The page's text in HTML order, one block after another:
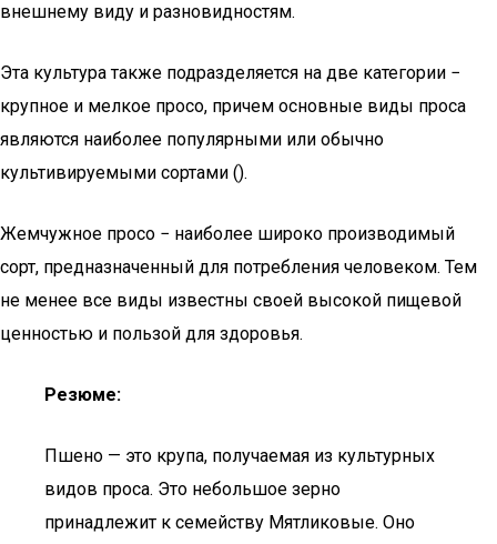
внешнему виду и разновидностям.
Эта культура также подразделяется на две категории −
крупное и мелкое просо, причем основные виды проса
являются наиболее популярными или обычно
культивируемыми сортами ().
Жемчужное просо − наиболее широко производимый
сорт, предназначенный для потребления человеком. Тем
не менее все виды известны своей высокой пищевой
ценностью и пользой для здоровья.
Резюме:
Пшено — это крупа, получаемая из культурных
видов проса. Это небольшое зерно
принадлежит к семейству Мятликовые. Оно